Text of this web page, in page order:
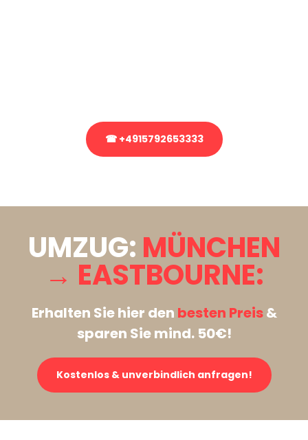
☎ +4915792653333
UMZUG: MÜNCHEN
→ EASTBOURNE:
Erhalten Sie hier den besten Preis&
sparen Sie mind. 50€!
Kostenlos & unverbindlich anfragen!